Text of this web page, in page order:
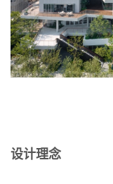
设计理念